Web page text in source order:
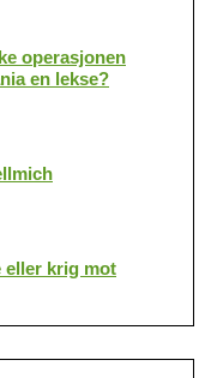
operasjonen
en lekse?
eller krig mot